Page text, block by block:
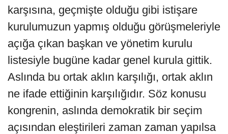
karşısına, geçmişte olduğu gibi istişare
kurulumuzun yapmış olduğu görüşmeleriyle
açığa çıkan başkan ve yönetim kurulu
listesiyle bugüne kadar genel kurula gittik.
Aslında bu ortak aklın karşılığı, ortak aklın
ne ifade ettiğinin karşılığıdır. Söz konusu
kongrenin, aslında demokratik bir seçim
açısından eleştirileri zaman zaman yapılsa